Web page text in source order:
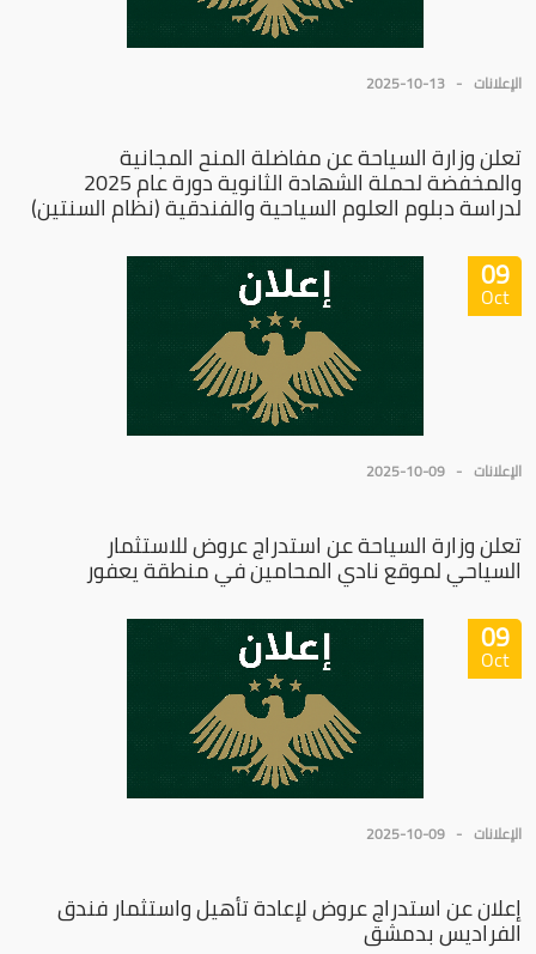
الإعلانات 2025-10-13
تعلن وزارة السياحة عن مفاضلة المنح المجانية
والمخفضة لحملة الشهادة الثانوية دورة عام 2025
لدراسة دبلوم العلوم السياحية والفندقية (نظام السنتين)
09
Oct
الإعلانات 2025-10-09
تعلن وزارة السياحة عن استدراج عروض للاستثمار
السياحي لموقع نادي المحامين في منطقة يعفور
09
Oct
الإعلانات 2025-10-09
إعلان عن استدراج عروض لإعادة تأهيل واستثمار فندق
الفراديس بدمشق